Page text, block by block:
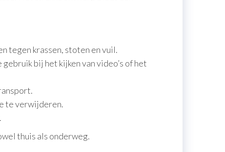
tegen krassen, stoten en vuil.
bij het kijken van video’s of het
te verwijderen.
thuis als onderweg.